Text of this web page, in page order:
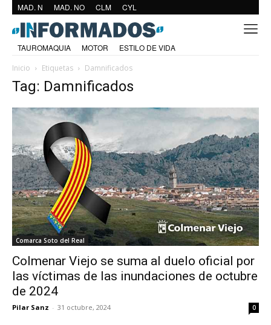
MAD. N MAD. NO CLM CYL
TAUROMAQUIA MOTOR
ESTILO DE VIDA
Inicio
Etiquetas Damnificados
Tag: Damnificados
Comarca Soto del Real
Colmenar Viejo se suma al duelo oficial por
las víctimas de las inundaciones de octubre
de 2024
Pilar Sanz - 31 octubre, 2024 0